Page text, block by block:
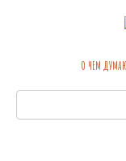
О ЧЕМ